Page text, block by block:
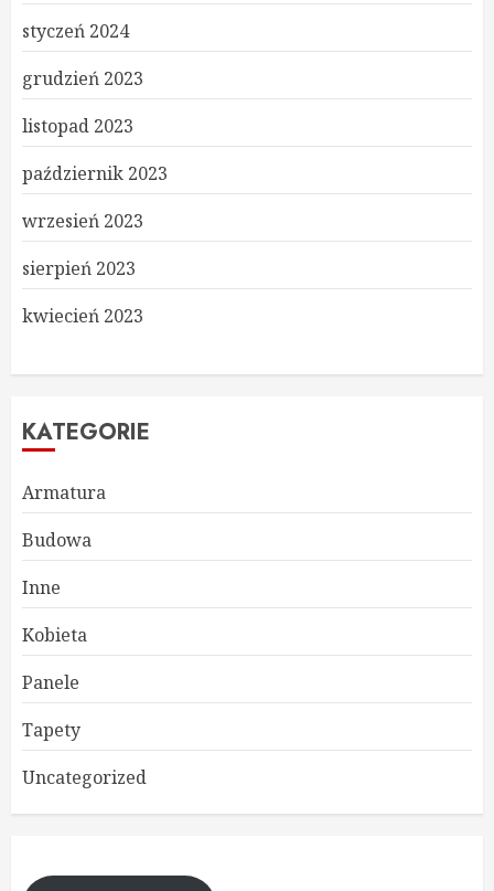
styczeń 2024
grudzień 2023
listopad 2023
październik 2023
wrzesień 2023
sierpień 2023
kwiecień 2023
KATEGORIE
Armatura
Budowa
Inne
Kobieta
Panele
Tapety
Uncategorized